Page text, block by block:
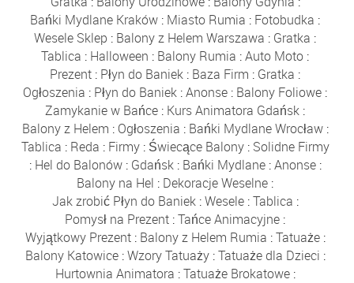
Bańki Mydlane Kraków : Miasto Rumia : Fotobudka :
Wesele Sklep : Balony z Helem Warszawa : Gratka :
Tablica : Halloween : Balony Rumia :Auto Moto :
Prezent : Płyn do Baniek : Baza Firm : Gratka :
Ogłoszenia : Płyn do Baniek :Anonse : Balony Foliowe :
Zamykanie w Bańce : Kurs Animatora Gdańsk :
Balony z Helem : Ogłoszenia : Bańki Mydlane Wrocław:
Tablica : Reda : Firmy: Świecące Balony: Solidne Firmy
: Hel do Balonów: Gdańsk: Bańki Mydlane:Anonse:
Balony na Hel : Dekoracje Weselne :
Jak zrobić Płyn do Baniek:Wesele:Tablica :
Pomysł na Prezent :Tańce Animacyjne :
Wyjątkowy Prezent: Balony z Helem Rumia :Tatuaże:
Balony Katowice:Wzory Tatuaży:Tatuaże dla Dzieci :
Hurtownia Animatora :Tatuaże Brokatowe: